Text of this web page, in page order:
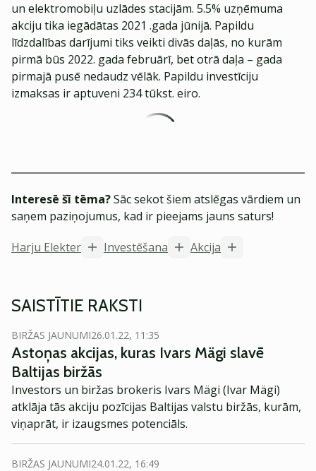
un elektromobiļu uzlādes stacijām. 5.5% uzņēmuma
akciju tika iegādātas 2021 .gada jūnijā. Papildu
līdzdalības darījumi tiks veikti divās daļās, no kurām
pirmā būs 2022. gada februārī, bet otrā daļa – gada
pirmajā pusē nedaudz vēlāk. Papildu investīciju
izmaksas ir aptuveni 234 tūkst. eiro.
Interesē šī tēma?Sāc sekot šiem atslēgas vārdiem un
saņem paziņojumus, kad ir pieejams jauns saturs!
Harju Elekter
Investēšana Akcija
SAISTĪTIE RAKSTI
BIRŽAS JAUNUMI26.01.22, 11:35
Astoņas akcijas, kuras Ivars Mägi slavē
Baltijas biržās
Investors un biržas brokeris Ivars Mägi (Ivar Mägi)
atklāja tās akciju pozīcijas Baltijas valstu biržās, kurām,
viņaprāt, ir izaugsmes potenciāls.
BIRŽAS JAUNUMI24.01.22, 16:49